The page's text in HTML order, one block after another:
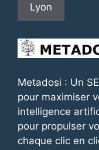
Lyon
Metadosi : Un
pour maximiser
intelligence
pour propulser
chaque clic en